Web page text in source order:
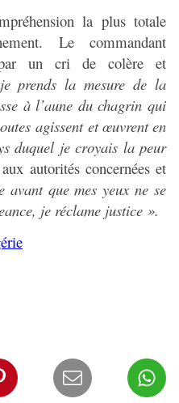
la plus totale
Le commandant
un cri de colère et
prends la mesure de la
à l’aune du chagrin qui
agissent et œuvrent en
duquel je croyais la peur
autorités concernées et
avant que mes yeux ne se
je réclame justice ».